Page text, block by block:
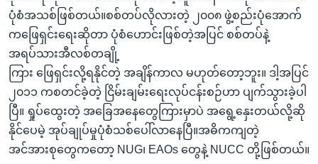
ပုံစံအသစ်ဖြစ်တယ်။စစ်တပ်လိုလားတဲ့ ၂၀၀၈ ဖွဲ့စည်းပုံအောက်
ကဖြေရှင်းရေးဆိုတာ ပုံစံဟောင်းဖြစ်တဲ့အပြင် စစ်တပ်နဲ့
အရပ်သားအီလစ်တချို့
ကြား ဖြေရှင်းလို့ရနိုင်တဲ့ အချိန်ကာလ မဟုတ်တော့ဘူး။ ဒါ့အပြင်
၂၀၁၁ ကစတင်ခဲ့တဲ့ ငြိမ်းချမ်းရေးလုပ်ငန်းစဉ်ဟာ ပျက်သွားခဲ့ပါ
ပြီ။ ရှုပ်ထွေးတဲ့ အခြေအနေတွေကြားမှာပဲ အရွေ့နှေးတယ်လို့ဆို
နိုင်ပေမဲ့ အုပ်ချုပ်မှုပုံစံသစ်ပေါ်လာနေပြီ။အဓိကကျတဲ့
အင်အားစုတွေကတော့ NUG၊ EAOs တွေနဲ့ NUCC တို့ဖြစ်တယ်။